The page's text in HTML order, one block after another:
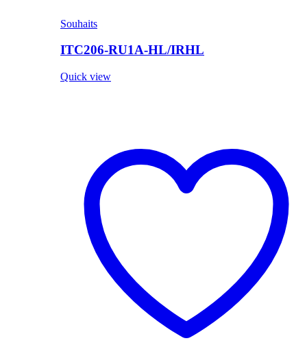
Souhaits
ITC206-RU1A-HL/IRHL
Quick view